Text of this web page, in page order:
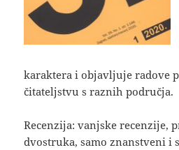
karaktera i objavljuje radove
čitateljstvu s raznih područja.
Recenzija: vanjske recenzije,
dvostruka, samo znanstveni i